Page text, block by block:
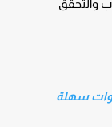
والتحقق
مع امتياز في 7 خطوات سهلة